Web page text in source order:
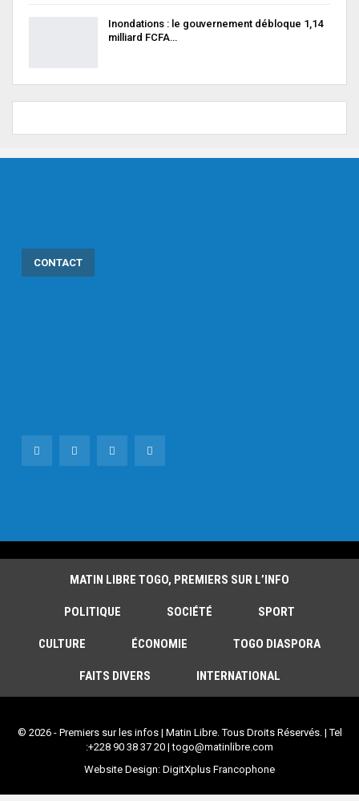
Inondations : le gouvernement débloque 1,14
milliard FCFA…
CONTACT
MATIN LIBRE TOGO, PREMIERS SUR L’INFO
POLITIQUE SOCIÉTÉ SPORT
CULTURE ÉCONOMIE TOGO DIASPORA
FAITS DIVERS INTERNATIONAL
© 2026 - Premiers sur les infos | Matin Libre. Tous Droits Réservés. | Tel
:+228 90 38 37 20 | togo@matinlibre.com
Website Design: DigitXplus Francophone